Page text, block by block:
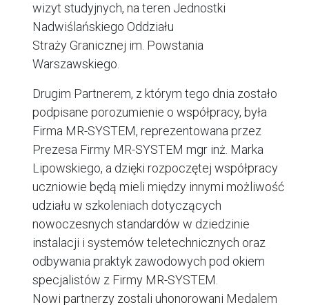
wizyt studyjnych, na teren Jednostki
Nadwiślańskiego Oddziału
Straży Granicznej im. Powstania
Warszawskiego.
Drugim Partnerem, z którym tego dnia zostało
podpisane porozumienie o współpracy, była
Firma MR-SYSTEM, reprezentowana przez
Prezesa Firmy MR-SYSTEM mgr inż. Marka
Lipowskiego, a dzięki rozpoczętej współpracy
uczniowie będą mieli między innymi możliwość
udziału w szkoleniach dotyczących
nowoczesnych standardów w dziedzinie
instalacji i systemów teletechnicznych oraz
odbywania praktyk zawodowych pod okiem
specjalistów z Firmy MR-SYSTEM.
Nowi partnerzy zostali uhonorowani Medalem